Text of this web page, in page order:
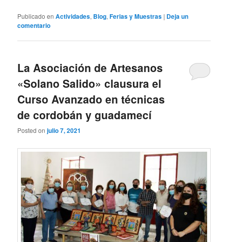
Publicado en Actividades, Blog,Ferias y Muestras | Deja un
comentario
La Asociación de Artesanos
«Solano Salido» clausura el
Curso Avanzado en técnicas
de cordobán y guadamecí
Posted onjulio 7, 2021